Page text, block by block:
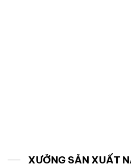
XƯỞNG SẢN XUẤT